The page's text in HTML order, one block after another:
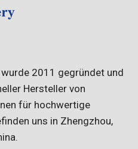
2011 gegründet und
Hersteller von
für hochwertige
uns in Zhengzhou,